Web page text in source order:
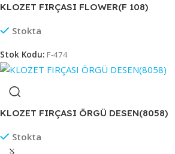
KLOZET FIRÇASI FLOWER(F 108)
Stokta
Stok Kodu: F-474
KLOZET FIRÇASI ÖRGÜ DESEN(8058)
Stokta